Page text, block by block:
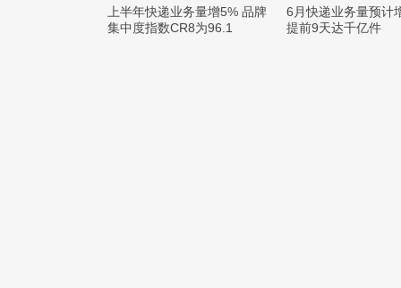
上半年快递业务量增5% 品牌
集中度指数CR8为96.1
6月快递业务量预计
提前9天达千亿件